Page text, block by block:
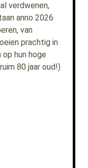
verdwenen,
anno 2026
van
prachtig in
hun hoge
80 jaar oud!)